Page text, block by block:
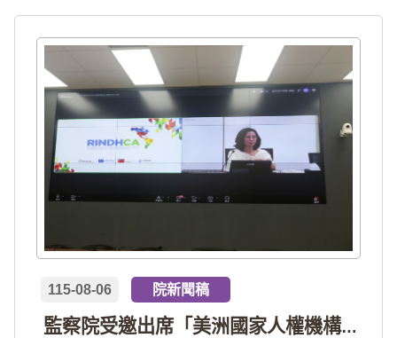
監察院受邀出席「美洲國家人權機構網絡」年會 分享我國氣候災害防治經驗 打造國際永續韌性
115-08-06 院新聞稿